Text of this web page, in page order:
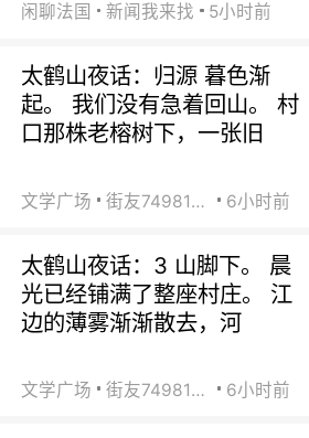
闲聊法国 新闻我来找 5小时前
太鹤山夜话：归源 暮色渐
起。 我们没有急着回山。 村
口那株老榕树下，一张旧
文学广场 街友74981146 6小时前
太鹤山夜话：3 山脚下。 晨
光已经铺满了整座村庄。 江
边的薄雾渐渐散去，河
文学广场 街友74981146 6小时前